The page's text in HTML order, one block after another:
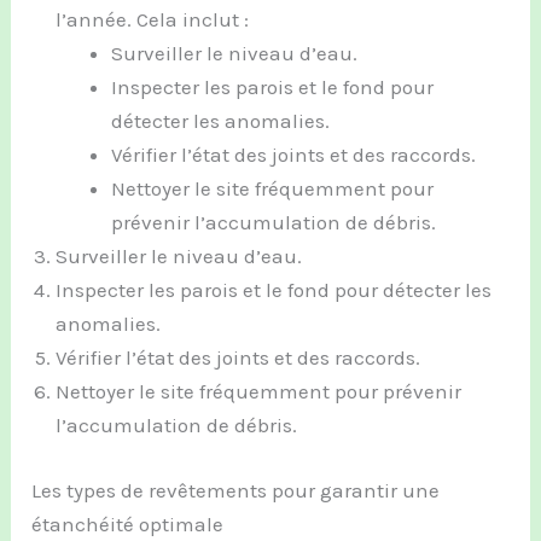
l’année. Cela inclut :
Surveiller le niveau d’eau.
Inspecter les parois et le fond pour
détecter les anomalies.
Vérifier l’état des joints et des raccords.
Nettoyer le site fréquemment pour
prévenir l’accumulation de débris.
Surveiller le niveau d’eau.
Inspecter les parois et le fond pour détecter les
anomalies.
Vérifier l’état des joints et des raccords.
Nettoyer le site fréquemment pour prévenir
l’accumulation de débris.
Les types de revêtements pour garantir une
étanchéité optimale